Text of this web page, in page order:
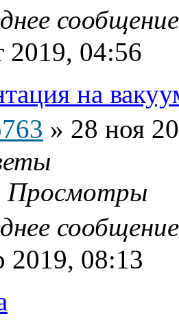
2019, 04:56
на
» 28 ноя
Просмотры
2019, 08:13